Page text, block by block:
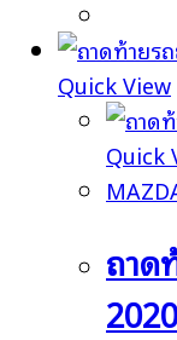
Quick View
Quick
ถาด